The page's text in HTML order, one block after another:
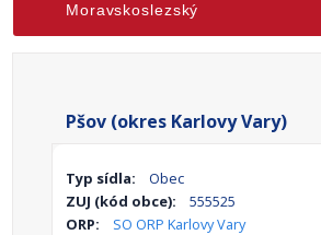
Moravskoslezský
Pšov (okres Karlovy Vary)
Typ sídla:
Obec
ZUJ (kód obce):
555525
ORP:
SO ORP Karlovy Vary